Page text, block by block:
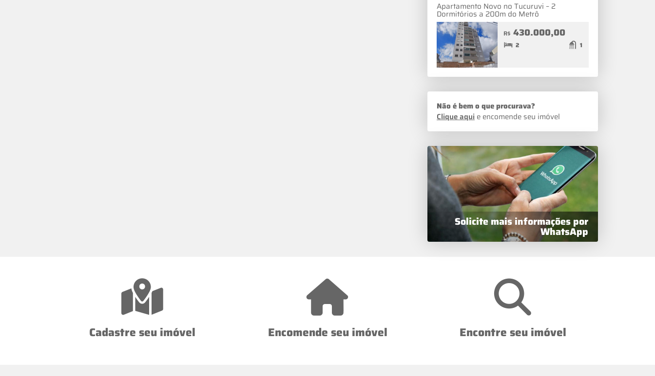
Apartamento Novo no Tucuruvi – 2
Dormitórios a 200m do Metrô
R$ 430.000,00
2 1
Não é bem o que procurava?
Clique aqui e encomende seu imóvel
Solicite mais informações por
WhatsApp
Cadastre seu imóvel Encomende seu imóvel Encontre seu imóvel